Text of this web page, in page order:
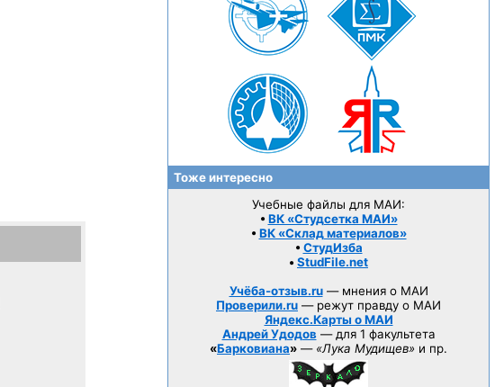
Тоже интересно
Учебные файлы для МАИ:
• ВК «Студсетка МАИ»
• ВК «Склад материалов»
• СтудИзба
• StudFile.net
Учёба-отзыв.ru— мнения о МАИ
Проверили.ru — режут правду о МАИ
Яндекс.Карты о МАИ
Андрей Удодов — для 1 факультета
«Барковиана» — «Лука Мудищев» и пр.